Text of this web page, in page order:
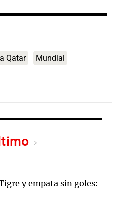
Qatar Mundial
y empata sin goles: